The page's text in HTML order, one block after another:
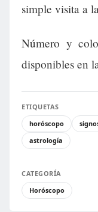
simple visita a
Número y
disponibles en
ETIQUETAS
horóscopo
astrología
CATEGORÍA
Horóscopo